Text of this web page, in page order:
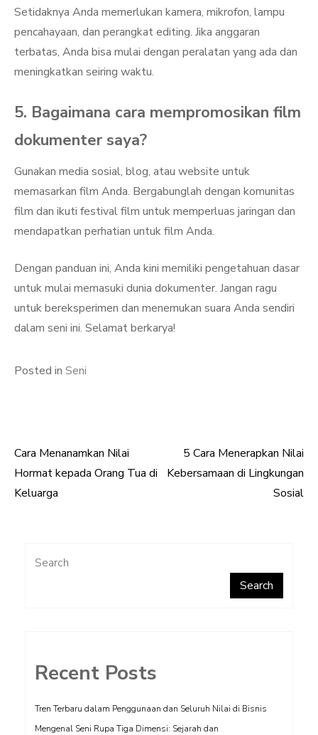
Setidaknya Anda memerlukan kamera, mikrofon, lampu
pencahayaan, dan perangkat editing. Jika anggaran
terbatas, Anda bisa mulai dengan peralatan yang ada dan
meningkatkan seiring waktu.
5. Bagaimana cara mempromosikan film
dokumenter saya?
Gunakan media sosial, blog, atau website untuk
memasarkan film Anda. Bergabunglah dengan komunitas
film dan ikuti festival film untuk memperluas jaringan dan
mendapatkan perhatian untuk film Anda.
Dengan panduan ini, Anda kini memiliki pengetahuan dasar
untuk mulai memasuki dunia dokumenter. Jangan ragu
untuk bereksperimen dan menemukan suara Anda sendiri
dalam seni ini. Selamat berkarya!
Posted in Seni
Post
navigation
Cara Menanamkan Nilai
Hormat kepada Orang Tua di
Keluarga
5 Cara Menerapkan Nilai
Kebersamaan di Lingkungan
Sosial
Search
Search
Recent Posts
Tren Terbaru dalam Penggunaan dan Seluruh Nilai di Bisnis
Mengenal Seni Rupa Tiga Dimensi: Sejarah dan